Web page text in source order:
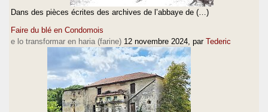
Dans des pièces écrites des archives de l’abbaye de (…)
Faire du blé en Condomois
e lo transformar en haria (farine) 12 novembre 2024 , par Tederic